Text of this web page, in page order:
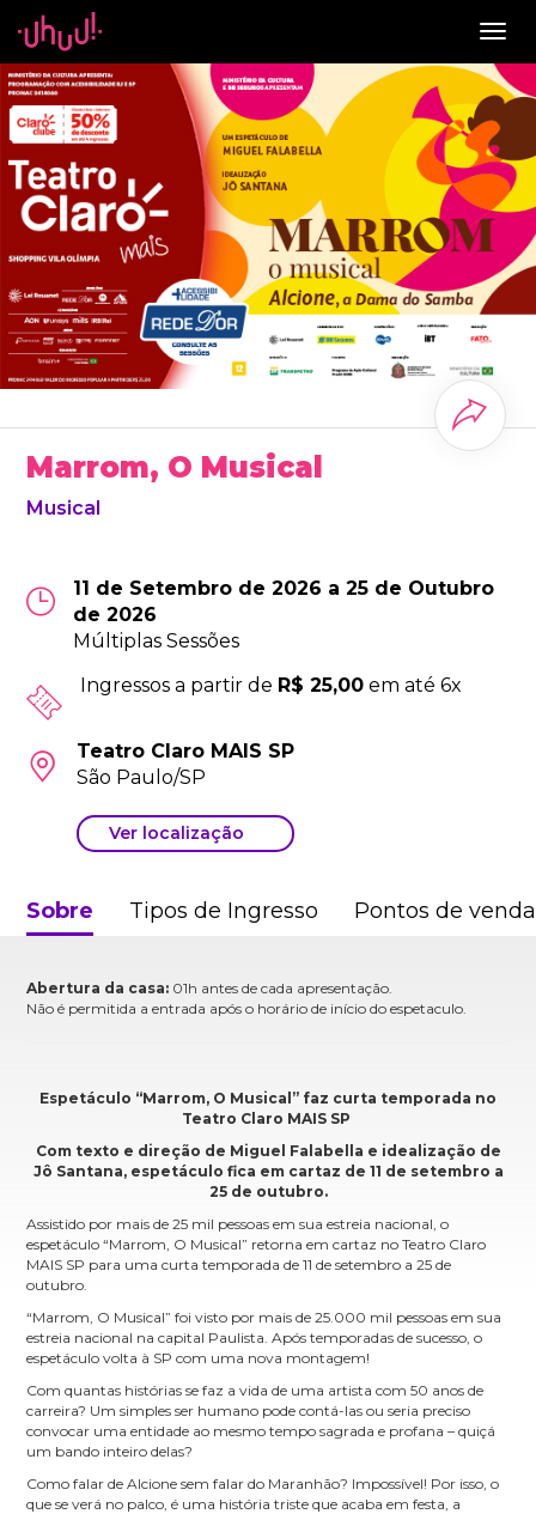
Marrom, O Musical
Musical
11 de Setembro de 2026 a 25 de Outubro
de 2026
Múltiplas Sessões
Ingressos a partir de R$ 25,00 em até 6x
Teatro Claro MAIS SP
São Paulo/SP
Ver localização
Sobre Tipos de Ingresso Pontos de venda
Abertura da casa: 01h antes de cada apresentação.
Não é permitida a entrada após o horário de início do espetaculo.
Espetáculo “Marrom, O Musical” faz curta temporada no
Teatro Claro MAIS SP
Com texto e direção de Miguel Falabella e idealização de
Jô Santana, espetáculo fica em cartaz de 11 de setembro a
25 de outubro.
Assistido por mais de 25 mil pessoas em sua estreia nacional, o
espetáculo “Marrom, O Musical” retorna em cartaz no Teatro Claro
MAIS SP para uma curta temporada de 11 de setembro a 25 de
outubro.
“Marrom, O Musical” foi visto por mais de 25.000 mil pessoas em sua
estreia nacional na capital Paulista. Após temporadas de sucesso, o
espetáculo volta à SP com uma nova montagem!
Com quantas histórias se faz a vida de uma artista com 50 anos de
carreira? Um simples ser humano pode contá-las ou seria preciso
convocar uma entidade ao mesmo tempo sagrada e profana – quiçá
um bando inteiro delas?
Como falar de Alcione sem falar do Maranhão? Impossível! Por isso, o
que se verá no palco, é uma história triste que acaba em festa, a